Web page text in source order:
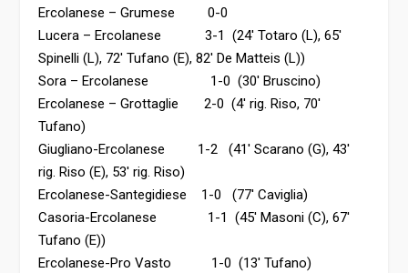
Ercolanese – Grumese 0-0
Lucera – Ercolanese 3-1 (24′ Totaro (L), 65′
Spinelli (L), 72′ Tufano (E), 82′ De Matteis (L))
Sora – Ercolanese 1-0 (30′ Bruscino)
Ercolanese – Grottaglie 2-0 (4′ rig. Riso, 70′
Tufano)
Giugliano-Ercolanese 1-2 (41′ Scarano (G), 43′
rig. Riso (E), 53′ rig. Riso)
Ercolanese-Santegidiese 1-0 (77′ Caviglia)
Casoria-Ercolanese 1-1 (45′ Masoni (C), 67′
Tufano (E))
Ercolanese-Pro Vasto 1-0 (13′ Tufano)